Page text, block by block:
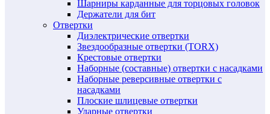
Шарниры карданные для торцовых головок
Держатели для бит
Отвертки
Диэлектрические отвертки
Звездообразные отвертки (TORX)
Крестовые отвертки
Наборные (составные) отвертки с насадками
Наборные реверсивные отвертки с
насадками
Плоские шлицевые отвертки
Ударные отвертки